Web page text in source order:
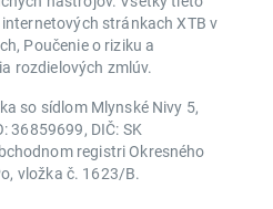
stránkach XTB v
Poučenie o riziku a
rozdielových zmlúv.
so sídlom Mlynské Nivy 5,
36859699, DIČ: SK
registri Okresného
vložka č. 1623/B.